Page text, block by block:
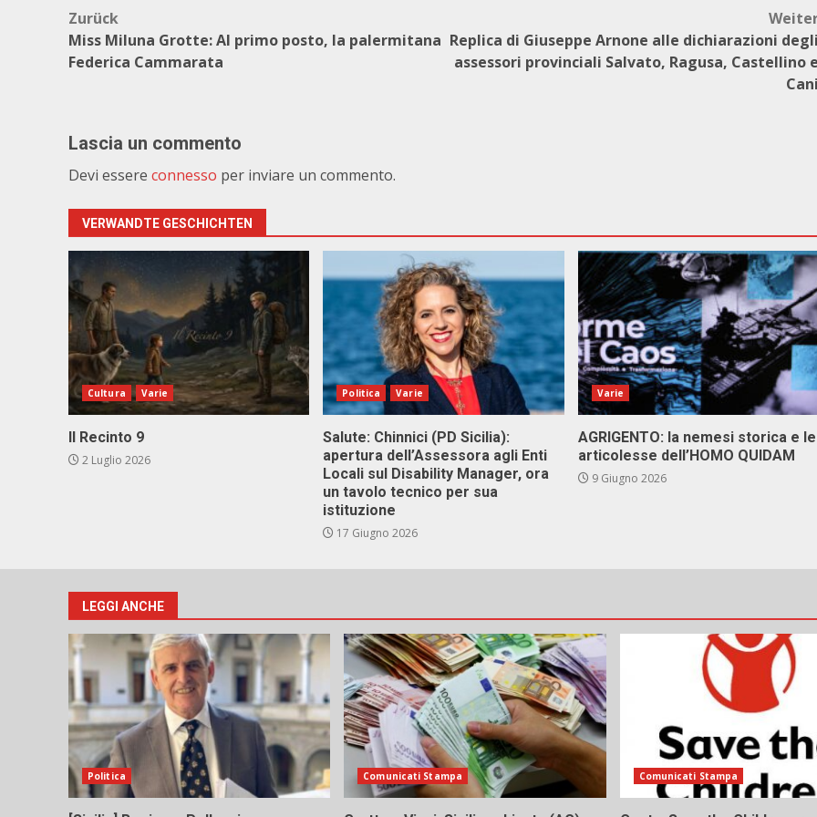
Beitragsnavigation
Zurück
Miss Miluna Grotte: Al primo posto, la palermitana
Federica Cammarata
Replica di Giuseppe Arnone alle dichiarazioni degli
assessori provinciali Salvato, Ragusa, Castellino e
Cani
Lascia un commento
Devi essere connesso per inviare un commento.
VERWANDTE GESCHICHTEN
Cultura Varie
Il Recinto 9
2 Luglio 2026
Politica Varie
Salute: Chinnici (PD Sicilia):
apertura dell’Assessora agli Enti
Locali sul Disability Manager, ora
un tavolo tecnico per sua
istituzione
17 Giugno 2026
Varie
AGRIGENTO: la nemesi storica e le
articolesse dell’HOMO QUIDAM
9 Giugno 2026
LEGGI ANCHE
Politica Comunicati Stampa Comunicati Stampa